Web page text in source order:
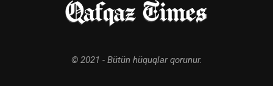
© 2021 - Bütün hüquqlar qorunur.